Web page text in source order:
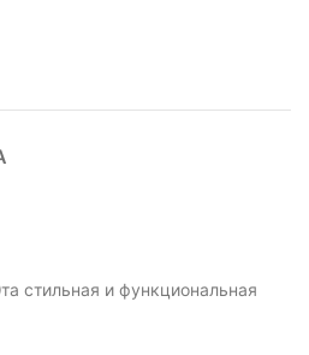
стильная и функциональная